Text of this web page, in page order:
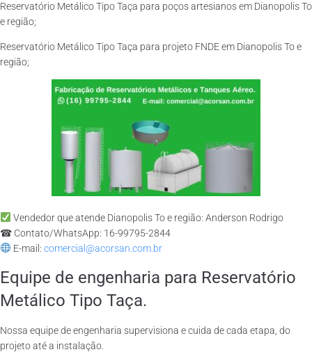
Reservatório Metálico Tipo Taça para poços artesianos em Dianopolis To
e região;
Reservatório Metálico Tipo Taça para projeto FNDE em Dianopolis To e
região;
Vendedor que atende Dianopolis To e região: Anderson Rodrigo
☎ Contato/WhatsApp: 16-99795-2844
E-mail: comercial@acorsan.com.br
Equipe de engenharia para Reservatório
Metálico Tipo Taça.
Nossa equipe de engenharia supervisiona e cuida de cada etapa, do
projeto até a instalação.